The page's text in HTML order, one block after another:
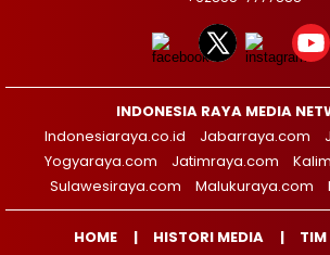
INDONESIA RAYA MEDIA
Indonesiaraya.co.id
Jabarraya.com
Yogyaraya.com
Jatimraya.com
Sulawesiraya.com
Malukuraya.com
HOME HISTORI MEDIA TIM